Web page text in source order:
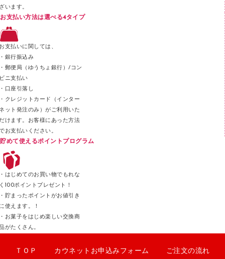
スティックのり
クリップ
カッター
います。
お支払い方法は選べる4タイプ
支払いに関しては、
銀行振込み
郵便局（ゆうちょ銀行）/コン
ニ支払い
口座引落し
クレジットカード（インター
ット発注のみ）がご利用いた
けます。お客様にあった方法
お支払いください。
貯めて使えるポイントプログラム
はじめてのお買い物でもれな
100ポイントプレゼント！
貯まったポイントがお値引き
使えます。！
お菓子をはじめ楽しい交換商
がたくさん。
ＴＯＰ カウネットお申込みフォーム ご注文の流れ